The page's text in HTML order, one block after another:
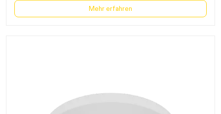
geeignet für
Notbetrieb überZentralbatterie
220-240V/AC / 198-280V/DC, Betriebstemperatur 0°C bis +40°C,
ENEC, Garantie 5 Jahre,DALI-fähige Varianten auf Anfrage
Mehr erfahren